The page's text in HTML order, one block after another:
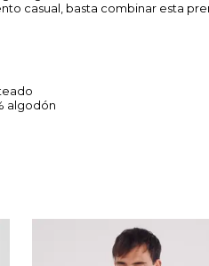
casual, basta combinar esta
algodón